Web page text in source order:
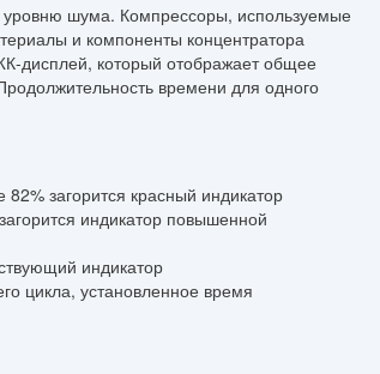
уровню шума. Компрессоры, используемые
и компоненты концентратора
дисплей, который отображает общее
времени для одного
загорится красный индикатор
индикатор повышенной
индикатор
цикла, установленное время